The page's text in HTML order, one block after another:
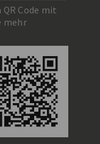
Code mit
mehr